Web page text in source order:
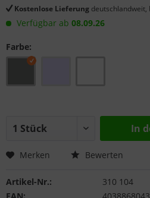
Kostenlose Lieferung deutschlandweit,
Verfügbar ab 08.09.26
Farbe:
In
Merken Bewerten
Artikel-Nr.:
310 104